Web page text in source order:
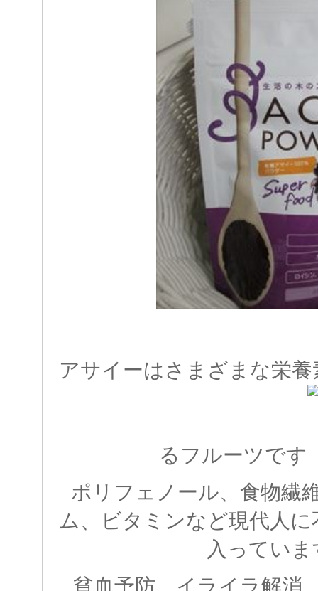
アサイーはさまざまな栄
るフルーツです
ポリフェノール、食物繊
ム、ビタミンなど現代人
入っていま
貧血予防、イライラ解消